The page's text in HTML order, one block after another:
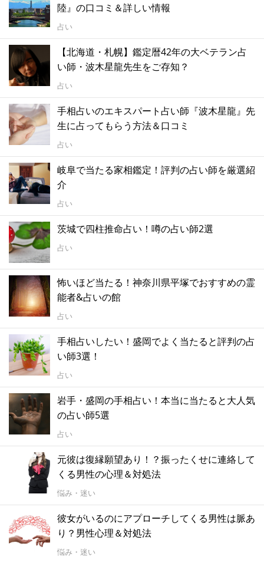
陸』の口コミ＆詳しい情報
占い
【北海道・札幌】鑑定暦42年の大ベテラン占
い師・波木星龍先生をご存知？
占い
手相占いのエキスパート占い師『波木星龍』先
生に占ってもらう方法＆口コミ
占い
岐阜で当たる家相鑑定！評判の占い師を厳選紹
介
占い
茨城で四柱推命占い！噂の占い師2選
占い
怖いほど当たる！神奈川県平塚でおすすめの霊
能者&占いの館
占い
手相占いしたい！盛岡でよく当たると評判の占
い師3選！
占い
岩手・盛岡の手相占い！本当に当たると大人気
の占い師5選
占い
元彼は復縁願望あり！？振ったくせに連絡して
くる男性の心理＆対処法
悩み・迷い
彼女がいるのにアプローチしてくる男性は脈あ
り？男性心理＆対処法
悩み・迷い